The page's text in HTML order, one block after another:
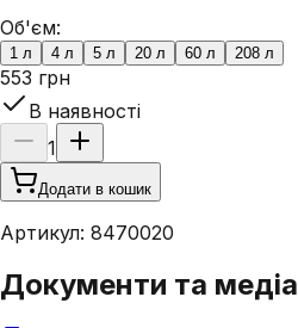
Об'єм:
1 л 4 л 5 л 20 л 60 л 208 л
553 грн
В наявності
1
Додати в кошик
Артикул: 8470020
Документи та медіа